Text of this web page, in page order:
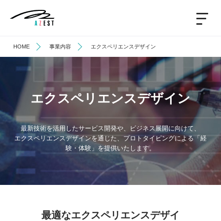
HOME 事業内容 エクスペリエンスデザイン
エクスペリエンスデザイン
最新技術を活用したサービス開発や、ビジネス展開に向けて、
エクスペリエンスデザインを通じた、プロトタイピングによる「経
験・体験」を提供いたします。
最適なエクスペリエンスデザイ